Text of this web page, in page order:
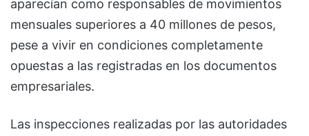
aparecían como responsables de movimientos
mensuales superiores a 40 millones de pesos,
pese a vivir en condiciones completamente
opuestas a las registradas en los documentos
empresariales.
Las inspecciones realizadas por las autoridades